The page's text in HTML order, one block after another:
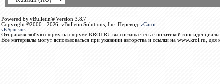
Powered by vBulletin® Version 3.8.7
Copyright ©2000 - 2026, vBulletin Solutions, Inc. Перевод: zCarot
vB.Sponsors
Отправляя любую форму на форуме KROI.RU вы соглашаетесь с политикой
Все материалы могут использоваться при указании авторства и ссылки на www.kroi.ru, для